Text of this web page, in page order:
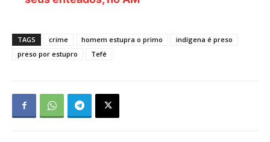
TAGS crime homem estupra o primo
indígena é preso
preso por estupro
Tefé